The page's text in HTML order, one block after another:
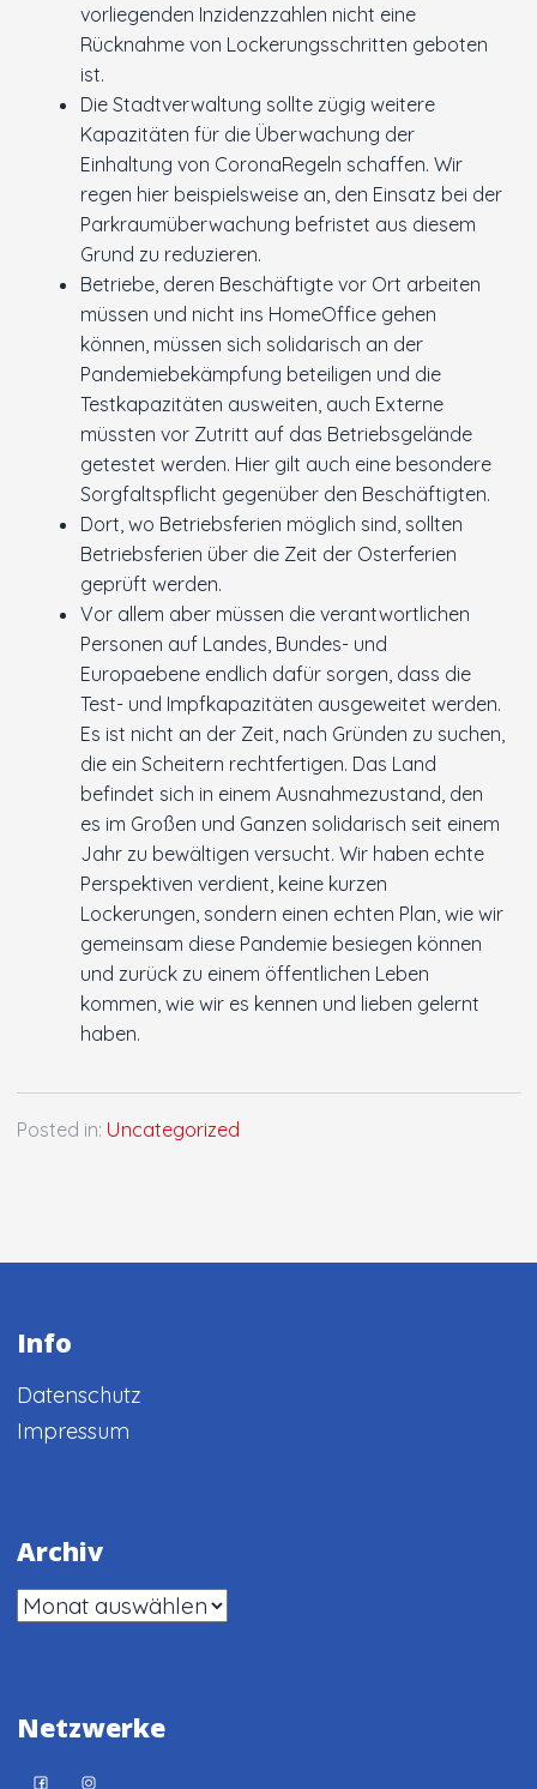
vorliegenden Inzidenzzahlen nicht eine
Rücknahme von Lockerungsschritten geboten
ist.
Die Stadtverwaltung sollte zügig weitere
Kapazitäten für die Überwachung der
Einhaltung von CoronaRegeln schaffen. Wir
regen hier beispielsweise an, den Einsatz bei der
Parkraumüberwachung befristet aus diesem
Grund zu reduzieren.
Betriebe, deren Beschäftigte vor Ort arbeiten
müssen und nicht ins HomeOffice gehen
können, müssen sich solidarisch an der
Pandemiebekämpfung beteiligen und die
Testkapazitäten ausweiten, auch Externe
müssten vor Zutritt auf das Betriebsgelände
getestet werden. Hier gilt auch eine besondere
Sorgfaltspflicht gegenüber den Beschäftigten.
Dort, wo Betriebsferien möglich sind, sollten
Betriebsferien über die Zeit der Osterferien
geprüft werden.
Vor allem aber müssen die verantwortlichen
Personen auf Landes, Bundes- und
Europaebene endlich dafür sorgen, dass die
Test- und Impfkapazitäten ausgeweitet werden.
Es ist nicht an der Zeit, nach Gründen zu suchen,
die ein Scheitern rechtfertigen. Das Land
befindet sich in einem Ausnahmezustand, den
es im Großen und Ganzen solidarisch seit einem
Jahr zu bewältigen versucht. Wir haben echte
Perspektiven verdient, keine kurzen
Lockerungen, sondern einen echten Plan, wie wir
gemeinsam diese Pandemie besiegen können
und zurück zu einem öffentlichen Leben
kommen, wie wir es kennen und lieben gelernt
haben.
Posted in: Uncategorized
Info
Datenschutz
Impressum
Archiv
Archiv
Netzwerke